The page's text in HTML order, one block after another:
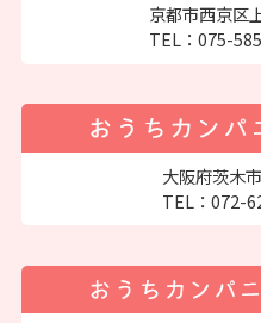
京都市西京区
TEL： 075-
大阪府茨木
TEL： 072-